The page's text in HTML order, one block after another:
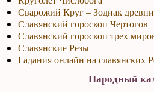
Сварожий Круг – Зодиак
Славянский гороскоп Чертогов
Славянский гороскоп трех
Славянские Резы
Гадания онлайн на славянских
Народный